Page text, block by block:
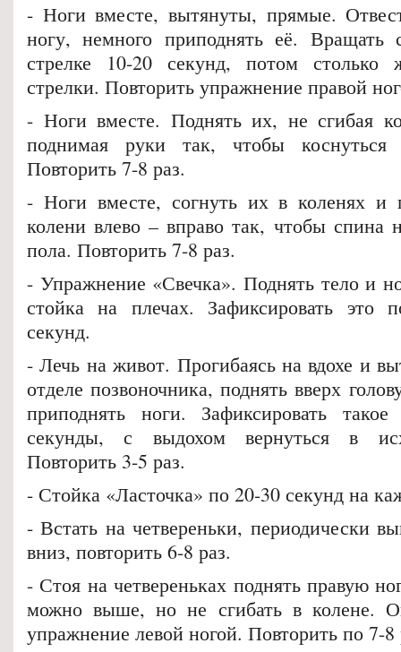
- Ноги вместе, вытянуты, прямые.
ногу, немного приподнять её. Вращать
стрелке 10-20 секунд, потом столько
стрелки. Повторить упражнение правой
- Ноги вместе. Поднять их, не сгибая
поднимая руки так, чтобы
Повторить 7-8 раз.
- Ноги вместе, согнуть их в коленях и
колени влево – вправо так, чтобы спина
пола. Повторить 7-8 раз.
- Упражнение «Свечка». Поднять тело и
стойка на плечах. Зафиксировать это
секунд.
- Лечь на живот. Прогибаясь на вдохе и
отделе позвоночника, поднять вверх
приподнять ноги. Зафиксировать
секунды, с выдохом вернуться в
Повторить 3-5 раз.
- Стойка «Ласточка» по 20-30 секунд на
- Встать на четвереньки, периодически
вниз, повторить 6-8 раз.
- Стоя на четвереньках поднять правую
можно выше, но не сгибать в колене.
упражнение левой ногой. Повторить по 7-8